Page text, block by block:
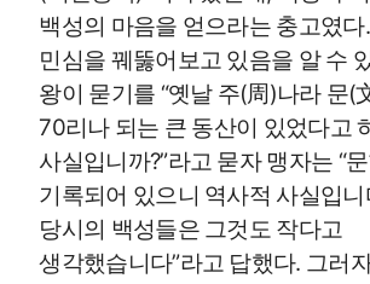
백성의 마음을 얻으라는 충고였
민심을 꿰뚫어보고 있음을 알 수
왕이 묻기를 “옛날 주(周)나라 문(
70리나 되는 큰 동산이 있었다고
사실입니까?”라고 묻자 맹자는 “
기록되어 있으니 역사적 사실입
당시의 백성들은 그것도 작다고
생각했습니다”라고 답했다. 그러